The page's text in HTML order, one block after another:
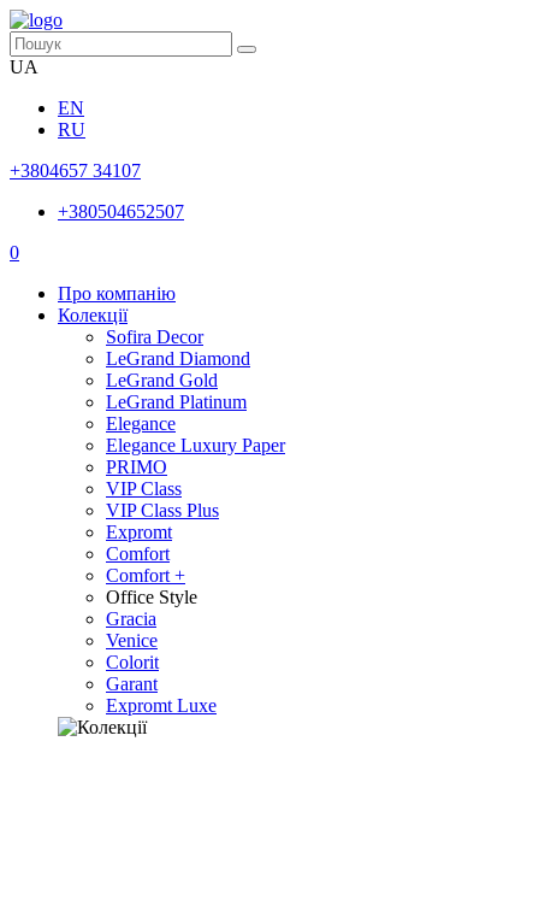
UA
EN
RU
+3804657 34107
+380504652507
0
Про компанію
Колекції
Sofira Decor
LeGrand Diamond
LeGrand Gold
LeGrand Platinum
Elegance
Elegance Luxury Paper
PRIMO
VIP Class
VIP Class Plus
Expromt
Comfort
Comfort +
Office Style
Gracia
Venice
Colorit
Garant
Expromt Luxe